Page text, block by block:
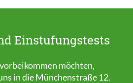
Einstufungstests
möchten,
in die Münchenstraße 12.